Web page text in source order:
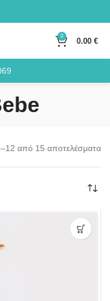
0
0.00 €
από 15 αποτελέσματα